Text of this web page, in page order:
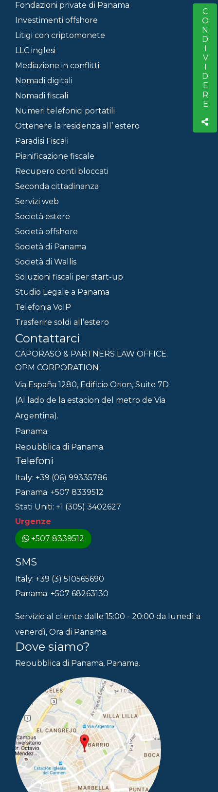
CONDIVIDERE
Fondazioni private di Panama
Investimenti offshore
Litigi con criptomonete
LLC inglesi
Mediazione in conflitti
Nomadi digitali
Nomadi fiscali
Numeri telefonici portatili
Ottenere la residenza all’ estero
Paradisi Fiscali
Pianificazione fiscale
Recupero conti bloccati
Seconda cittadinanza
Servizi web
Società estere
Società offshore
Società di Panama
Società di Wallis
Soluzioni fiscali per start-up
Studio Legale a Panama
Telefonia VoIP
Trasferire soldi all’estero
Contattarci
CAPORASO & PARTNERS LAW OFFICE.
OPM CORPORATION
Via España 1280, Edificio Orion, Suite 7D
(Al lado de la estacion del metro de Via
Argentina).
Panama.
Repubblica di Panama.
Telefoni
Italy: +39 (06) 99335786
Panama: +507 8339512
Stati Uniti: +1 (305) 3402627
Urgenze
+507 8339512
SMS
Italy: +39 (3) 510565690
Panama: +507 68263130
Servizio al cliente dalle 15:00 - 20:00 da lunedì a
venerdì, Ora di Panama.
Dove siamo?
Repubblica di Panama, Panama.